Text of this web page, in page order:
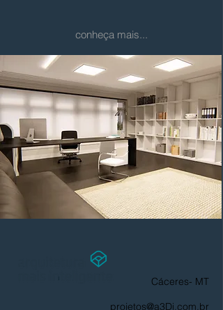
conheça mais...
Cáceres- MT
projetos@a3Di.com.br